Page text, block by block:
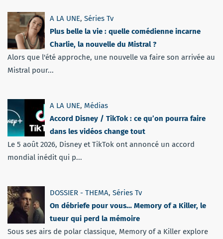
A LA UNE, Séries Tv
Plus belle la vie : quelle comédienne incarne
Charlie, la nouvelle du Mistral ?
Alors que l'été approche, une nouvelle va faire son arrivée au
Mistral pour...
A LA UNE, Médias
Accord Disney / TikTok : ce qu’on pourra faire
dans les vidéos change tout
Le 5 août 2026, Disney et TikTok ont annoncé un accord
mondial inédit qui p...
DOSSIER - THEMA, Séries Tv
On débriefe pour vous… Memory of a Killer, le
tueur qui perd la mémoire
Sous ses airs de polar classique, Memory of a Killer explore